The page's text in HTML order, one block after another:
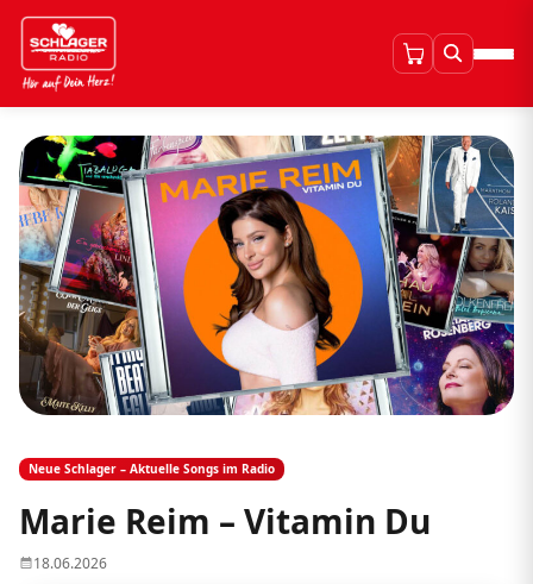
Neue Schlager – Aktuelle Songs im Radio
Marie Reim – Vitamin Du
18.06.2026